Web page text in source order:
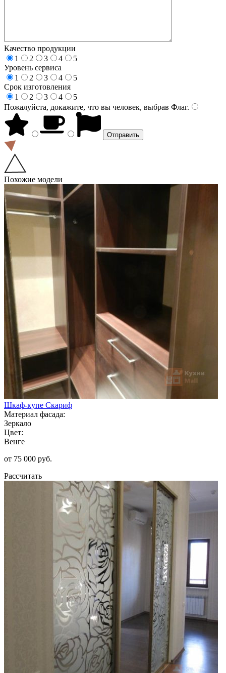
Качество продукции
1
2 3 4
5
Уровень сервиса
1
2 3 4
5
Срок изготовления
1
2 3 4
5
Пожалуйста, докажите, что вы человек, выбрав Флаг.
Похожие модели
Шкаф-купе Скариф
Материал фасада:
Зеркало
Цвет:
Венге
от 75 000 руб.
Рассчитать